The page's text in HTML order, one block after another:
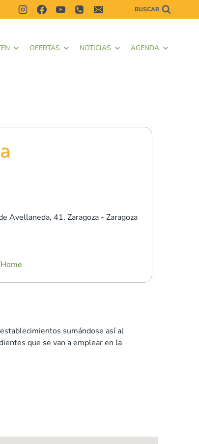
BUSCAR
OFERTAS NOTICIAS AGENDA
Avellaneda, 41, Zaragoza - Zaragoza
sumándose así al
que se van a emplear en la